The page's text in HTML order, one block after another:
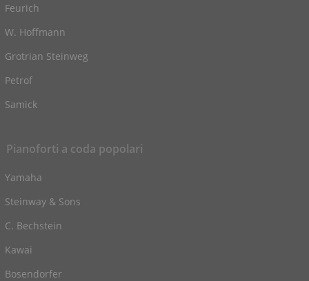
Feurich
W. Hoffmann
Grotrian Steinweg
Petrof
Samick
Pianoforti a coda popolari
Yamaha
Steinway & Sons
C. Bechstein
Kawai
Bosendorfer